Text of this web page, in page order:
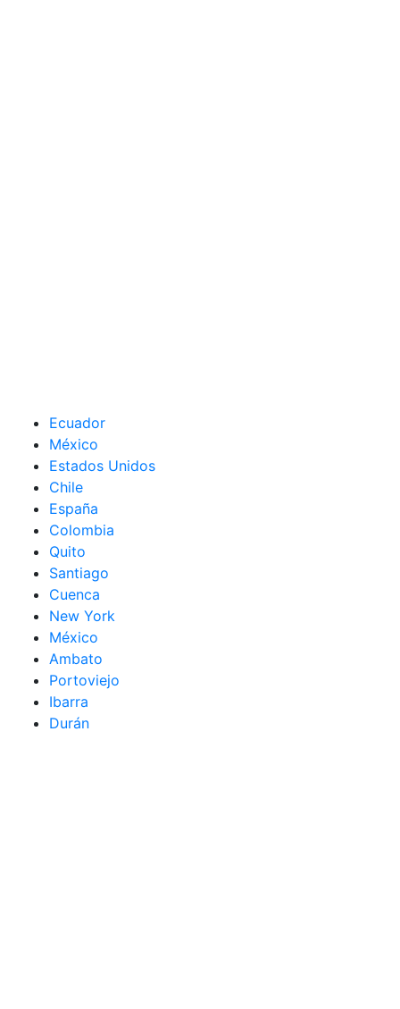
Ecuador
México
Estados Unidos
Chile
España
Colombia
Quito
Santiago
Cuenca
New York
México
Ambato
Portoviejo
Ibarra
Durán